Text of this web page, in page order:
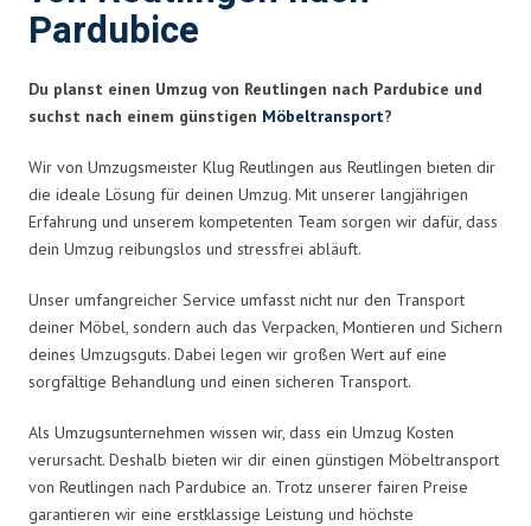
Pardubice
Du planst einen Umzug von Reutlingen nach Pardubice und
suchst nach einem günstigen Möbeltransport?
Wir von Umzugsmeister Klug Reutlingen aus Reutlingen bieten dir
die ideale Lösung für deinen Umzug. Mit unserer langjährigen
Erfahrung und unserem kompetenten Team sorgen wir dafür, dass
dein Umzug reibungslos und stressfrei abläuft.
Unser umfangreicher Service umfasst nicht nur den Transport
deiner Möbel, sondern auch das Verpacken, Montieren und Sichern
deines Umzugsguts. Dabei legen wir großen Wert auf eine
sorgfältige Behandlung und einen sicheren Transport.
Als Umzugsunternehmen wissen wir, dass ein Umzug Kosten
verursacht. Deshalb bieten wir dir einen günstigen Möbeltransport
von Reutlingen nach Pardubice an. Trotz unserer fairen Preise
garantieren wir eine erstklassige Leistung und höchste